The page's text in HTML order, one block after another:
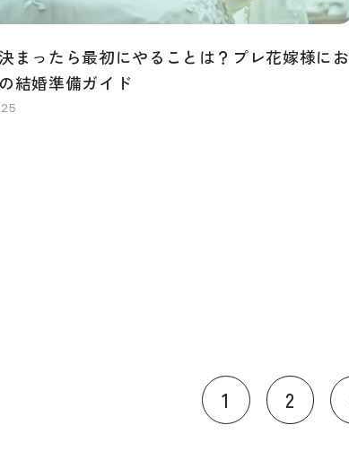
まったら最初にやることは？プレ花嫁様にお
結婚準備ガイド
1 2